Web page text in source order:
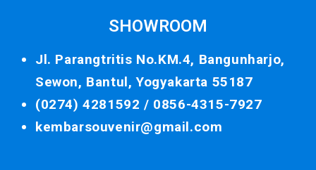
SHOWROOM
Jl. Parangtritis No.KM.4, Bangunharjo,
Sewon, Bantul, Yogyakarta 55187
(0274) 4281592 / 0856-4315-7927
kembarsouvenir@gmail.com